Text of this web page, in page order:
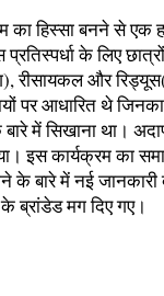
का हिस्सा बनने से एक
के लिए
रीसायकल और
पर आधारित थे
में सिखाना था।
इस कार्यक्रम का
के बारे में नई जानकारी
ब्रांडेड मग दिए गए।